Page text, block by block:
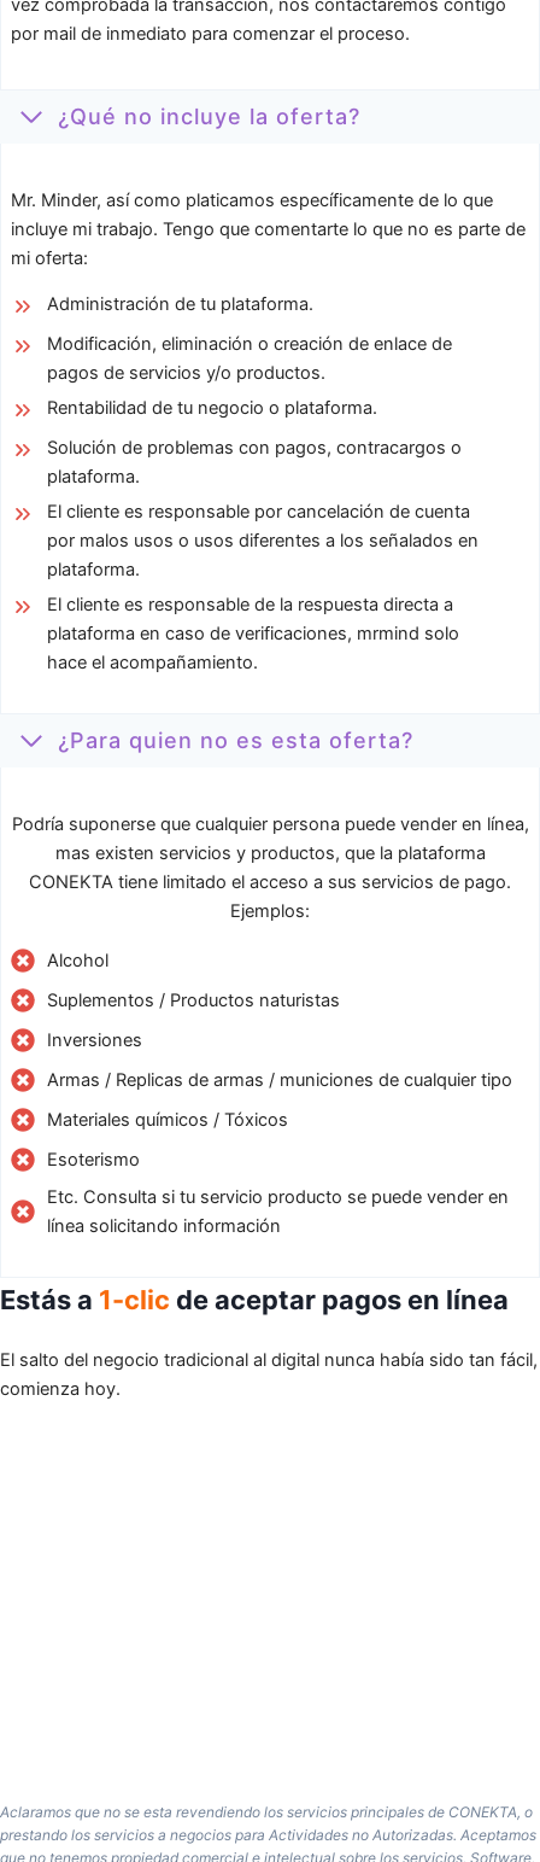
vez comprobada la transacción, nos contactaremos contigo
por mail de inmediato para comenzar el proceso.
¿Qué no incluye la oferta?
Mr. Minder, así como platicamos específicamente de lo que
incluye mi trabajo. Tengo que comentarte lo que no es parte de
mi oferta:
Administración de tu plataforma.
Modificación, eliminación o creación de enlace de
pagos de servicios y/o productos.
Rentabilidad de tu negocio o plataforma.
Solución de problemas con pagos, contracargos o
plataforma.
El cliente es responsable por cancelación de cuenta
por malos usos o usos diferentes a los señalados en
plataforma.
El cliente es responsable de la respuesta directa a
plataforma en caso de verificaciones, mrmind solo
hace el acompañamiento.
¿Para quien no es esta oferta?
Podría suponerse que cualquier persona puede vender en línea,
mas existen servicios y productos, que la plataforma
CONEKTA tiene limitado el acceso a sus servicios de pago.
Ejemplos:
Alcohol
Suplementos / Productos naturistas
Inversiones
Armas / Replicas de armas / municiones de cualquier tipo
Materiales químicos / Tóxicos
Esoterismo
Etc. Consulta si tu servicio producto se puede vender en
línea solicitando información
Estás a 1-clic de aceptar pagos en línea
El salto del negocio tradicional al digital nunca había sido tan fácil,
comienza hoy.
Aclaramos que no se esta revendiendo los servicios principales de CONEKTA, o
prestando los servicios a negocios para Actividades no Autorizadas. Aceptamos
que no tenemos propiedad comercial e intelectual sobre los servicios, Software,